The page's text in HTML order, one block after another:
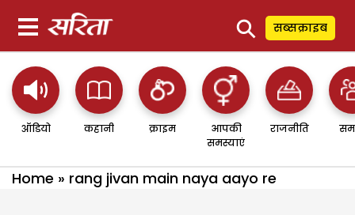
⚲ सब्सक्राइब
ऑडियो कहानी क्राइम
आपकी
समस्याएं
राजनीति
Home » rang jivan main naya aayo re